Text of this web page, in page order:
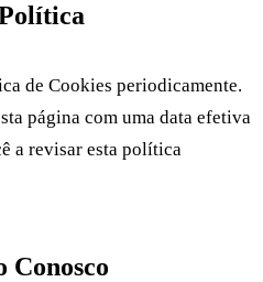
de Cookies periodicamente.
página com uma data efetiva
a revisar esta política
Conosco